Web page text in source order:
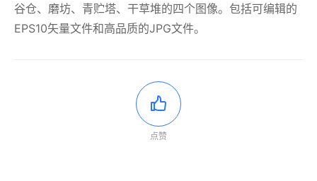
谷仓、磨坊、青贮塔、干草堆的四个图像。包括可编辑的
EPS10矢量文件和高品质的JPG文件。
点赞